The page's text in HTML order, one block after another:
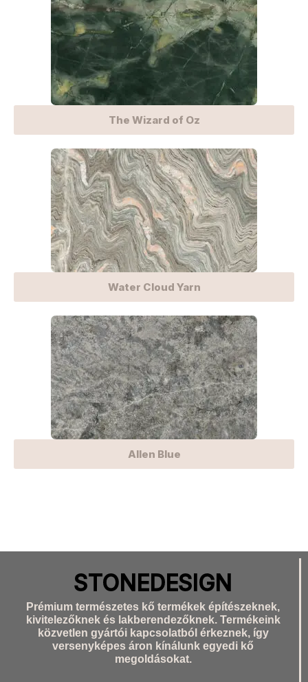
The Wizard of Oz
Water Cloud Yarn
Allen Blue
STONEDESIGN
Prémium természetes kő termékek építészeknek,
kivitelezőknek és lakberendezőknek. Termékeink
közvetlen gyártói kapcsolatból érkeznek, így
versenyképes áron kínálunk egyedi kő
megoldásokat.